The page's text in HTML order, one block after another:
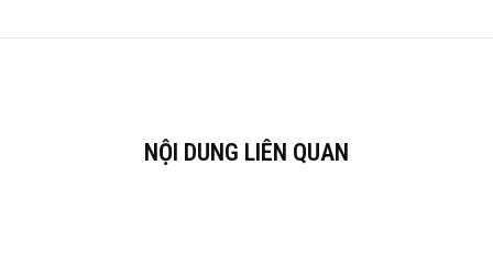
NỘI DUNG LIÊN QUAN